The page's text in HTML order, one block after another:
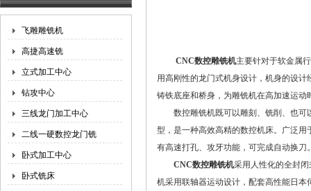
飞雕雕铣机
高捷高速铣
立式加工中心
钻攻中心
三线龙门加工中心
二线一硬数控龙门铣
卧式加工中心
卧式铣床
CNC数控雕铣机主要针对于软金属
用高刚性的龙门式机身设计，机身的设
铸铁底座和桥身，为雕铣机在高加速运
数控雕铣机既可以雕刻、铣削、也可
型，是一种高效高精的数控机床。广泛
有高速打孔、攻牙功能，可完成自动换刀
CNC数控雕铣机采用人性化的全封
机采用联轴器运动设计，配套高性能日